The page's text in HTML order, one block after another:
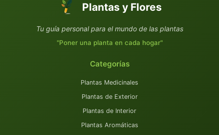
Plantas y Flores
Tu guía personal para el mundo de las plantas
"Poner una planta en cada hogar"
Categorías
Plantas Medicinales
Plantas de Exterior
Plantas de Interior
Plantas Aromáticas